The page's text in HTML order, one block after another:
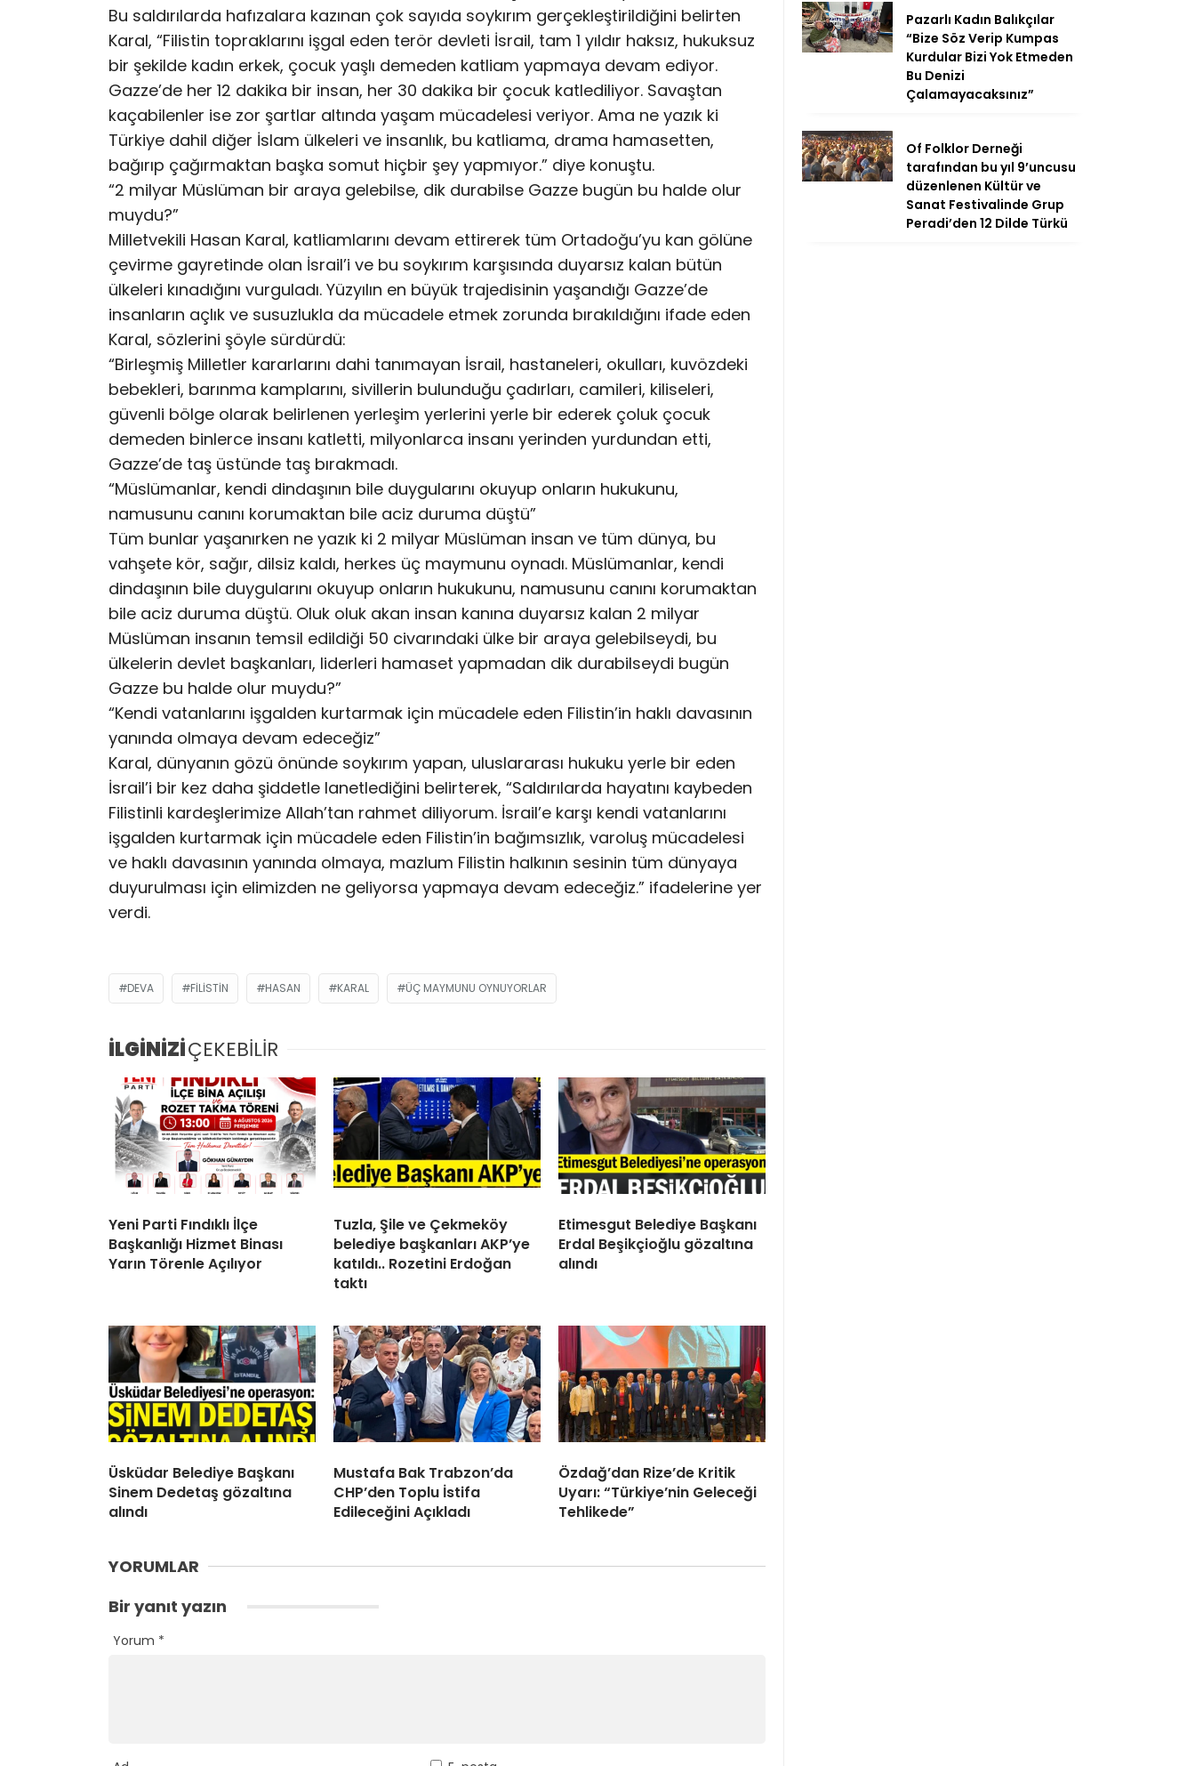
Bu saldırılarda hafızalara kazınan çok sayıda soykırım gerçekleştirildiğini belirten
Karal, “Filistin topraklarını işgal eden terör devleti İsrail, tam 1 yıldır haksız, hukuksuz
bir şekilde kadın erkek, çocuk yaşlı demeden katliam yapmaya devam ediyor.
Gazze’de her 12 dakika bir insan, her 30 dakika bir çocuk katlediliyor. Savaştan
kaçabilenler ise zor şartlar altında yaşam mücadelesi veriyor. Ama ne yazık ki
Türkiye dahil diğer İslam ülkeleri ve insanlık, bu katliama, drama hamasetten,
bağırıp çağırmaktan başka somut hiçbir şey yapmıyor.” diye konuştu.
“2 milyar Müslüman bir araya gelebilse, dik durabilse Gazze bugün bu halde olur
muydu?”
Milletvekili Hasan Karal, katliamlarını devam ettirerek tüm Ortadoğu’yu kan gölüne
çevirme gayretinde olan İsrail’i ve bu soykırım karşısında duyarsız kalan bütün
ülkeleri kınadığını vurguladı. Yüzyılın en büyük trajedisinin yaşandığı Gazze’de
insanların açlık ve susuzlukla da mücadele etmek zorunda bırakıldığını ifade eden
Karal, sözlerini şöyle sürdürdü:
“Birleşmiş Milletler kararlarını dahi tanımayan İsrail, hastaneleri, okulları, kuvözdeki
bebekleri, barınma kamplarını, sivillerin bulunduğu çadırları, camileri, kiliseleri,
güvenli bölge olarak belirlenen yerleşim yerlerini yerle bir ederek çoluk çocuk
demeden binlerce insanı katletti, milyonlarca insanı yerinden yurdundan etti,
Gazze’de taş üstünde taş bırakmadı.
“Müslümanlar, kendi dindaşının bile duygularını okuyup onların hukukunu,
namusunu canını korumaktan bile aciz duruma düştü”
Tüm bunlar yaşanırken ne yazık ki 2 milyar Müslüman insan ve tüm dünya, bu
vahşete kör, sağır, dilsiz kaldı, herkes üç maymunu oynadı. Müslümanlar, kendi
dindaşının bile duygularını okuyup onların hukukunu, namusunu canını korumaktan
bile aciz duruma düştü. Oluk oluk akan insan kanına duyarsız kalan 2 milyar
Müslüman insanın temsil edildiği 50 civarındaki ülke bir araya gelebilseydi, bu
ülkelerin devlet başkanları, liderleri hamaset yapmadan dik durabilseydi bugün
Gazze bu halde olur muydu?”
“Kendi vatanlarını işgalden kurtarmak için mücadele eden Filistin’in haklı davasının
yanında olmaya devam edeceğiz”
Karal, dünyanın gözü önünde soykırım yapan, uluslararası hukuku yerle bir eden
İsrail’i bir kez daha şiddetle lanetlediğini belirterek, “Saldırılarda hayatını kaybeden
Filistinli kardeşlerimize Allah’tan rahmet diliyorum. İsrail’e karşı kendi vatanlarını
işgalden kurtarmak için mücadele eden Filistin’in bağımsızlık, varoluş mücadelesi
ve haklı davasının yanında olmaya, mazlum Filistin halkının sesinin tüm dünyaya
duyurulması için elimizden ne geliyorsa yapmaya devam edeceğiz.” ifadelerine yer
verdi.
DEVA FILISTIN HASAN KARAL ÜÇ MAYMUNU OYNUYORLAR
İLGİNİZİÇEKEBİLİR
Yeni Parti Fındıklı İlçe
Başkanlığı Hizmet Binası
Yarın Törenle Açılıyor
Tuzla, Şile ve Çekmeköy
belediye başkanları AKP’ye
katıldı.. Rozetini Erdoğan
taktı
Etimesgut Belediye Başkanı
Erdal Beşikçioğlu gözaltına
alındı
Üsküdar Belediye Başkanı
Sinem Dedetaş gözaltına
alındı
Mustafa Bak Trabzon’da
CHP’den Toplu İstifa
Edileceğini Açıkladı
Özdağ’dan Rize’de Kritik
Uyarı: “Türkiye’nin Geleceği
Tehlikede”
YORUMLAR
Bir yanıt yazın
Yorum *
Pazarlı Kadın Balıkçılar
“Bize Söz Verip Kumpas
Kurdular Bizi Yok Etmeden
Bu Denizi
Çalamayacaksınız”
Of Folklor Derneği
tarafından bu yıl 9’uncusu
düzenlenen Kültür ve
Sanat Festivalinde Grup
Peradi’den 12 Dilde Türkü